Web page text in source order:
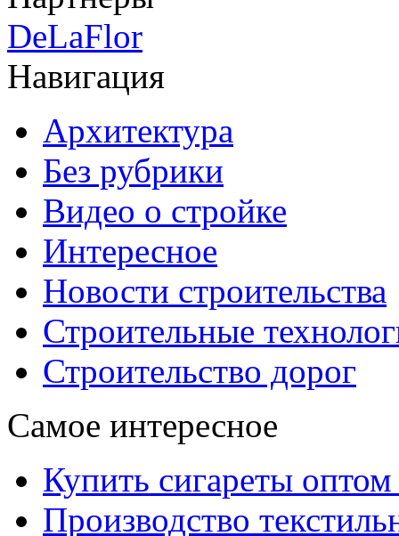
DeLaFlor
Навигация
Архитектура
Без рубрики
Видео о стройке
Интересное
Новости строительства
Строительные
Строительство дорог
Самое интересное
Купить сигареты
Производство